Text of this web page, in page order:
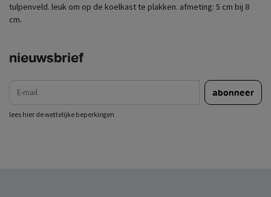
tulpenveld. leuk om op de koelkast te plakken. afmeting: 5 cm bij 8
cm.
nieuwsbrief
abonneer
lees hier de wettelijke beperkingen